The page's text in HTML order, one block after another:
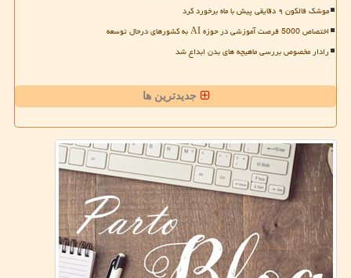
موشک فالکون ۹ دقایقی پیش با ماه برخورد کرد
اختصاص 5000 فرصت آموزشی در حوزه AI به کشورهای درحال توسعه
رادار مخصوص بررسی ماهیچه های بدن ابداع شد
جدیدترین ها